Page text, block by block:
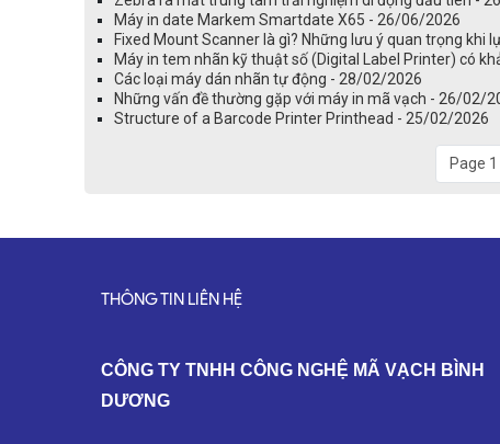
Máy in date Markem Smartdate X65 - 26/06/2026
Fixed Mount Scanner là gì? Những lưu ý quan trọng khi
Máy in tem nhãn kỹ thuật số (Digital Label Printer) có
Các loại máy dán nhãn tự động - 28/02/2026
Những vấn đề thường gặp với máy in mã vạch - 26/02/
Structure of a Barcode Printer Printhead - 25/02/2026
Page
THÔNG TIN LIÊN HỆ
CÔNG TY TNHH CÔNG NGHỆ MÃ VẠCH BÌNH
DƯƠNG